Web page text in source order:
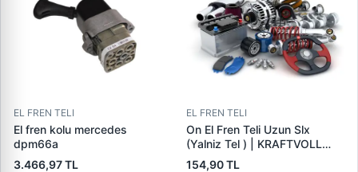
EL FREN TELI
El fren kolu mercedes
dpm66a
3.466,97 TL
EL FREN TELI
On El Fren Teli Uzun Slx
(Yalniz Tel ) | KRAFTVOLL
21032187 | OEM 85009183
154,90 TL